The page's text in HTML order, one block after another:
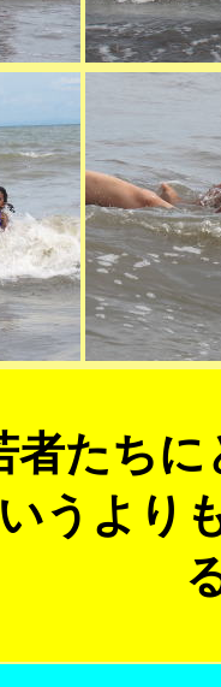
者たち
うより